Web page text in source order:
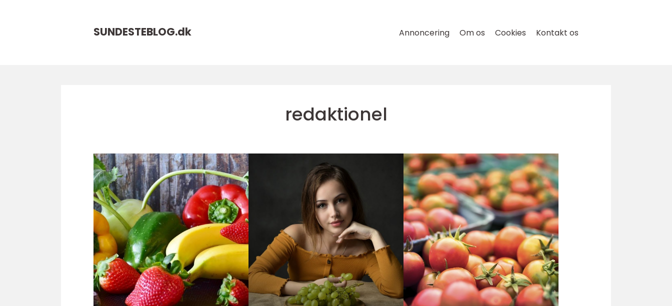
SUNDESTEBLOG.dk Annoncering Om os Cookies Kontakt os
redaktionel